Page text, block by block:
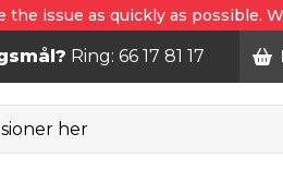
issue as quickly as possible.
Ring: 66 17 81 17
her